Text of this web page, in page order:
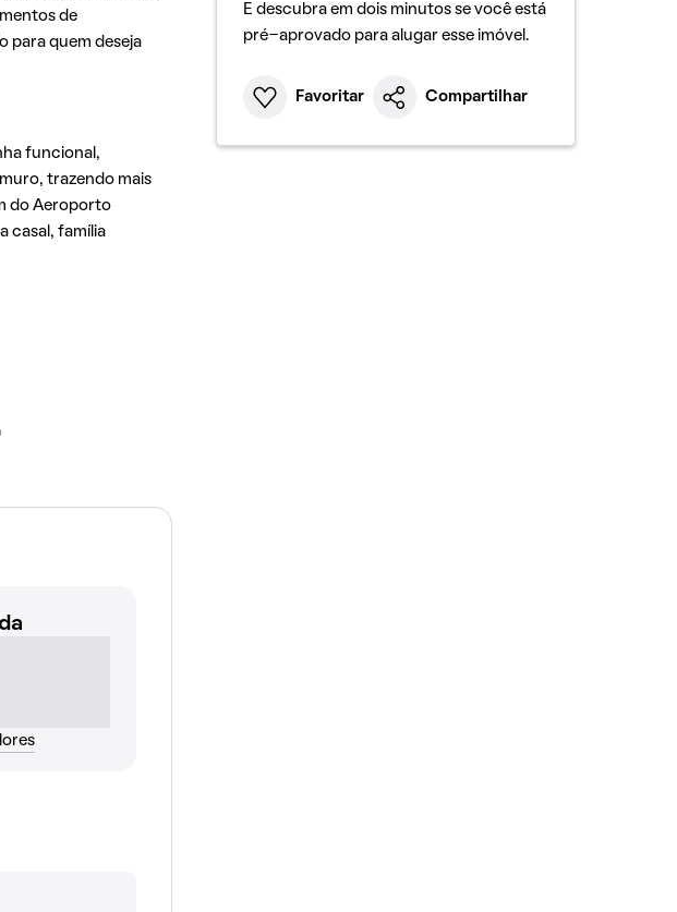
de
para quem deseja
funcional,
trazendo mais
do Aeroporto
casal, família
E descubra em dois minutos se você está
pré-aprovado para alugar esse imóvel.
Favoritar Compartilhar